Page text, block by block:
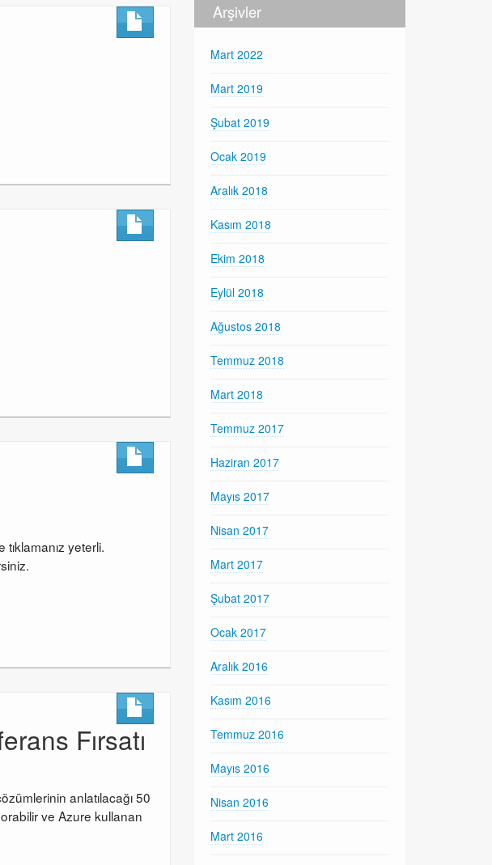
yeterli.
Fırsatı
anlatılacağı 50
ve Azure kullanan
Arşivler
Mart 2022
Mart 2019
Şubat 2019
Ocak 2019
Aralık 2018
Kasım 2018
Ekim 2018
Eylül 2018
Ağustos 2018
Temmuz 2018
Mart 2018
Temmuz 2017
Haziran 2017
Mayıs 2017
Nisan 2017
Mart 2017
Şubat 2017
Ocak 2017
Aralık 2016
Kasım 2016
Temmuz 2016
Mayıs 2016
Nisan 2016
Mart 2016